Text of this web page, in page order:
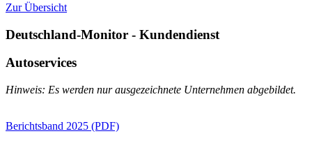
Zur Übersicht
Deutschland-Monitor - Kundendienst
Autoservices
Hinweis: Es werden nur ausgezeichnete Unternehmen abgebildet.
Berichtsband 2025 (PDF)